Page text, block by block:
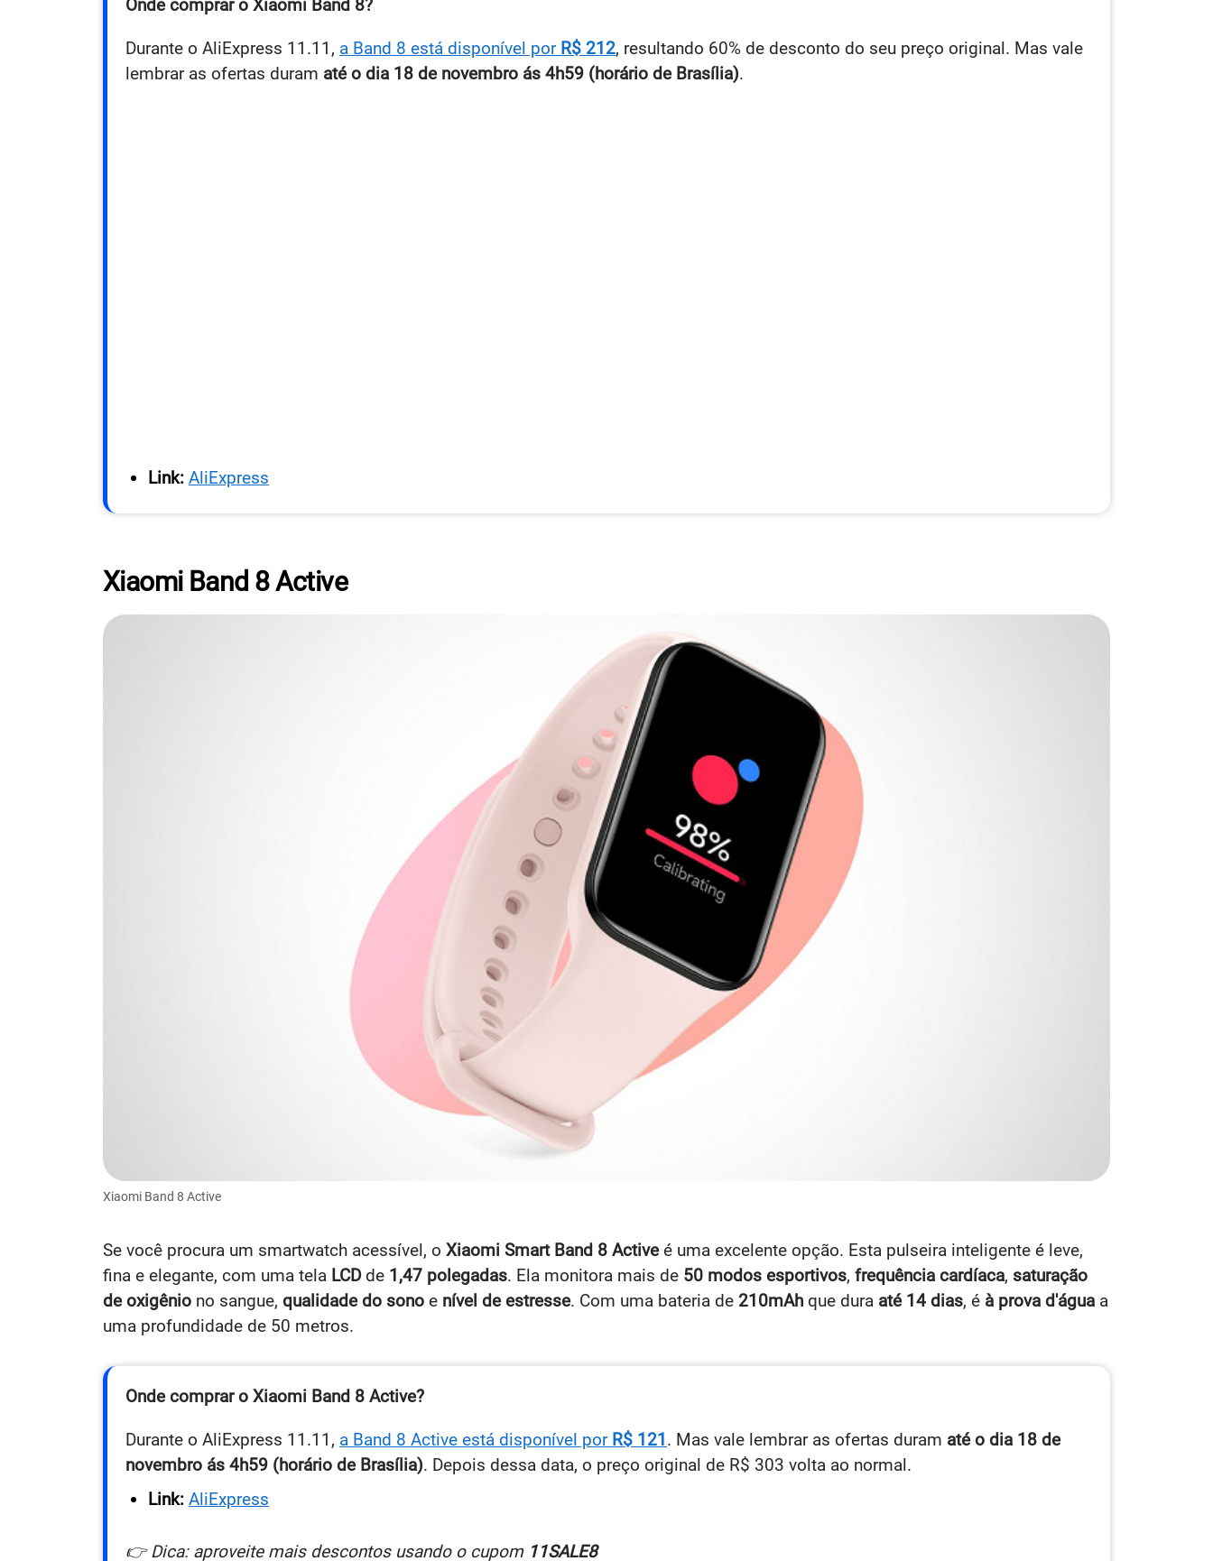
Onde comprar o Xiaomi Band 8?
Durante o AliExpress 11.11, a Band 8 está disponível por R$ 212, resultando 60% de desconto do seu preço original. Mas vale
lembrar as ofertas duram até o dia 18 de novembro ás 4h59 (horário de Brasília).
Link: AliExpress
Xiaomi Band 8 Active
Xiaomi Band 8 Active
Se você procura um smartwatch acessível, o Xiaomi Smart Band 8 Activeé uma excelente opção. Esta pulseira inteligente é leve,
fina e elegante, com uma tela LCD de 1,47 polegadas. Ela monitora mais de 50 modos esportivos, frequência cardíaca, saturação
de oxigênio no sangue, qualidade do sono e nível de estresse. Com uma bateria de 210mAh que dura até 14 dias, é à prova d'água a
uma profundidade de 50 metros.
Onde comprar o Xiaomi Band 8 Active?
Durante o AliExpress 11.11, a Band 8 Active está disponível por R$ 121. Mas vale lembrar as ofertas duram até o dia 18 de
novembro ás 4h59 (horário de Brasília). Depois dessa data, o preço original de R$ 303 volta ao normal.
Link: AliExpress
👉 Dica: aproveite mais descontos usando o cupom 11SALE8